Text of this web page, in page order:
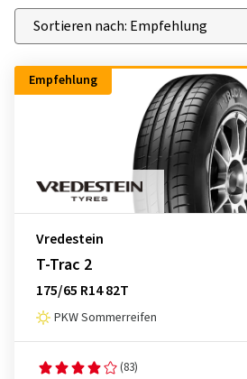
Empfehlung
Vredestein
T-Trac 2
175/65 R14 82T
PKW Sommerreifen
(83)